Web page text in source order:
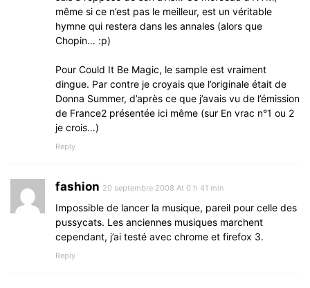
même si ce n’est pas le meilleur, est un véritable
hymne qui restera dans les annales (alors que
Chopin… :p)
Pour Could It Be Magic, le sample est vraiment
dingue. Par contre je croyais que l’originale était de
Donna Summer, d’après ce que j’avais vu de l’émission
de France2 présentée ici même (sur En vrac n°1 ou 2
je crois…)
Reply
fashion 20 septembre 2008 At 0 h 41 min
Impossible de lancer la musique, pareil pour celle des
pussycats. Les anciennes musiques marchent
cependant, j’ai testé avec chrome et firefox 3.
Reply